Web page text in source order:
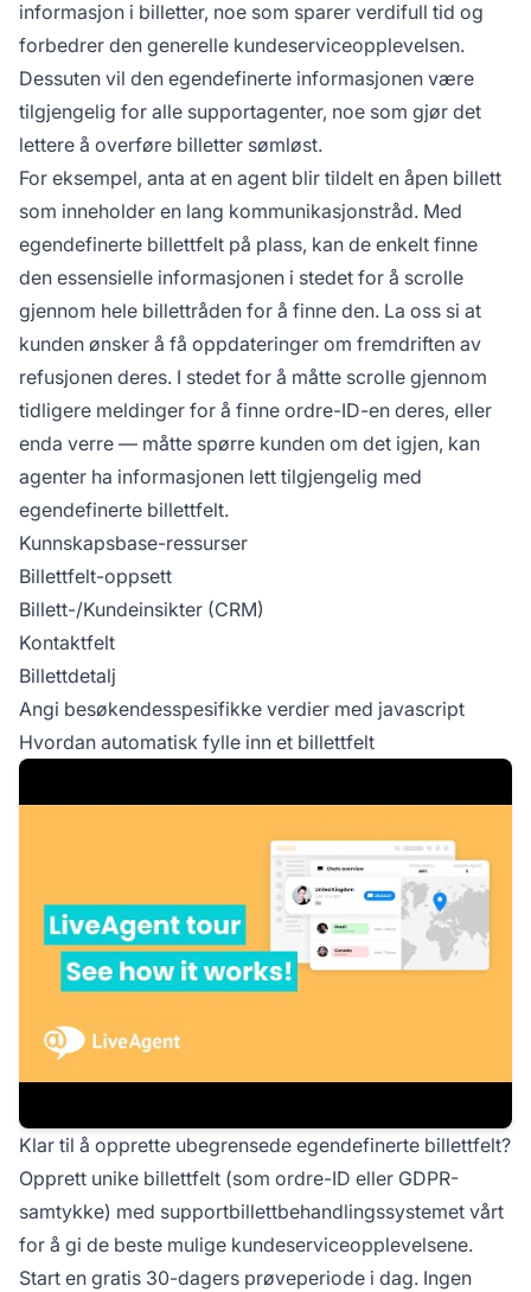
informasjon i billetter, noe som sparer verdifull tid og
forbedrer den generelle kundeserviceopplevelsen.
Dessuten vil den egendefinerte informasjonen være
tilgjengelig for alle supportagenter, noe som gjør det
lettere å overføre billetter sømløst.
For eksempel, anta at en agent blir tildelt en åpen billett
som inneholder en lang kommunikasjonstråd. Med
egendefinerte billettfelt på plass, kan de enkelt finne
den essensielle informasjonen i stedet for å scrolle
gjennom hele billettråden for å finne den. La oss si at
kunden ønsker å få oppdateringer om fremdriften av
refusjonen deres. I stedet for å måtte scrolle gjennom
tidligere meldinger for å finne ordre-ID-en deres, eller
enda verre — måtte spørre kunden om det igjen, kan
agenter ha informasjonen lett tilgjengelig med
egendefinerte billettfelt.
Kunnskapsbase-ressurser
Billettfelt-oppsett
Billett-/Kundeinsikter (CRM)
Kontaktfelt
Billettdetalj
Angi besøkendesspesifikke verdier med javascript
Hvordan automatisk fylle inn et billettfelt
Klar til å opprette ubegrensede egendefinerte billettfelt?
Opprett unike billettfelt (som ordre-ID eller GDPR-
samtykke) med supportbillettbehandlingssystemet vårt
for å gi de beste mulige kundeserviceopplevelsene.
Start en gratis 30-dagers prøveperiode i dag. Ingen